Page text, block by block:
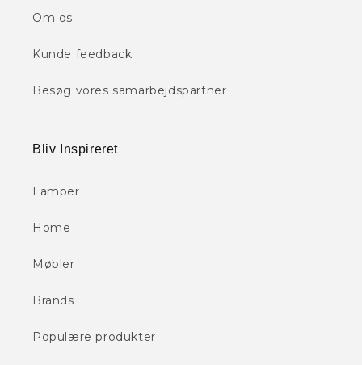
Om os
Kunde feedback
Besøg vores samarbejdspartner
Bliv Inspireret
Lamper
Home
Møbler
Brands
Populære produkter